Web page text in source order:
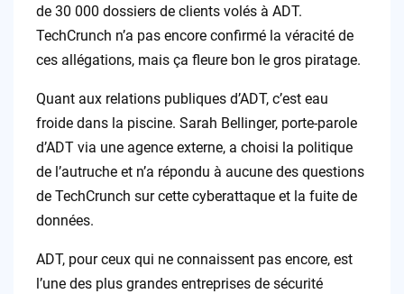
de 30 000 dossiers de clients volés à ADT.
TechCrunch n’a pas encore confirmé la véracité de
ces allégations, mais ça fleure bon le gros piratage.
Quant aux relations publiques d’ADT, c’est eau
froide dans la piscine. Sarah Bellinger, porte-parole
d’ADT via une agence externe, a choisi la politique
de l’autruche et n’a répondu à aucune des questions
de TechCrunch sur cette cyberattaque et la fuite de
données.
ADT, pour ceux qui ne connaissent pas encore, est
l’une des plus grandes entreprises de sécurité